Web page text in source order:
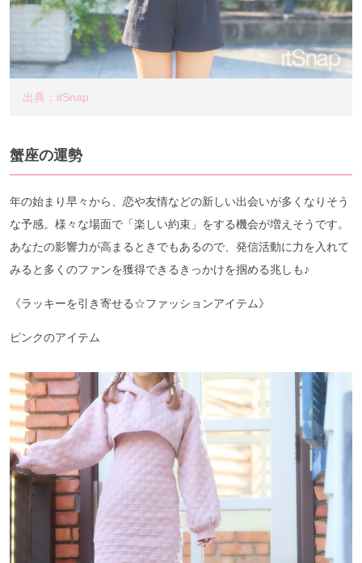
出典：itSnap
蟹座の運勢
年の始まり早々から、恋や友情などの新しい出会いが多くなりそう
な予感。様々な場面で「楽しい約束」をする機会が増えそうです。
あなたの影響力が高まるときでもあるので、発信活動に力を入れて
みると多くのファンを獲得できるきっかけを掴める兆しも♪
《ラッキーを引き寄せる☆ファッションアイテム》
ピンクのアイテム